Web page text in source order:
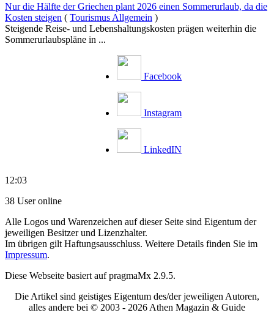
Nur die Hälfte der Griechen plant 2026 einen Sommerurlaub, da die
Kosten steigen ( Tourismus Allgemein )
Steigende Reise- und Lebenshaltungskosten prägen weiterhin die
Sommerurlaubspläne in ...
Facebook
Instagram
LinkedIN
12:03
38 User online
Alle Logos und Warenzeichen auf dieser Seite sind Eigentum der
jeweiligen Besitzer und Lizenzhalter.
Im übrigen gilt Haftungsausschluss. Weitere Details finden Sie im
Impressum.
Diese Webseite basiert auf pragmaMx 2.9.5.
Die Artikel sind geistiges Eigentum des/der jeweiligen Autoren,
alles andere bei © 2003 - 2026 Athen Magazin & Guide